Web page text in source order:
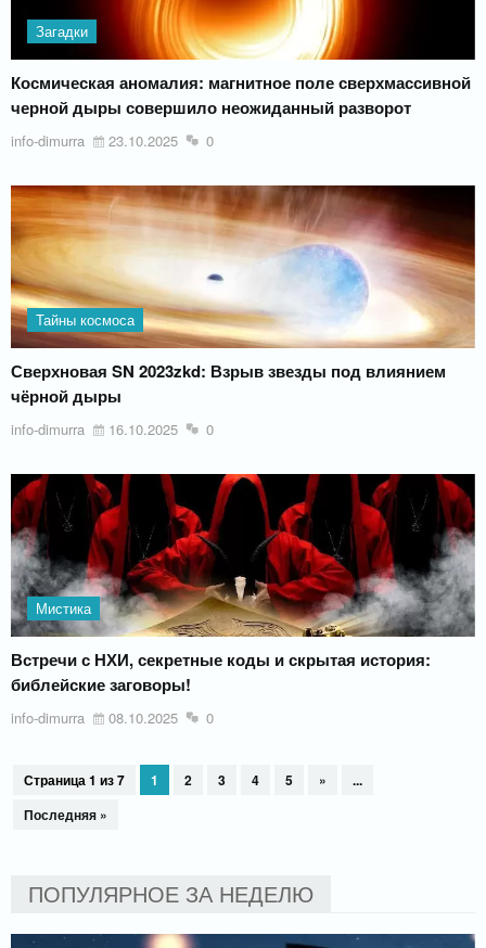
Загадки
Космическая аномалия: магнитное поле сверхмассивной
черной дыры совершило неожиданный разворот
info-dimurra 23.10.2025 0
Тайны космоса
Сверхновая SN 2023zkd: Взрыв звезды под влиянием
чёрной дыры
info-dimurra 16.10.2025 0
Мистика
Встречи с НХИ, секретные коды и скрытая история:
библейские заговоры!
info-dimurra 08.10.2025 0
Страница 1 из 7 1 2 3 4 5 »
...
Последняя »
ПОПУЛЯРНОЕ ЗА НЕДЕЛЮ